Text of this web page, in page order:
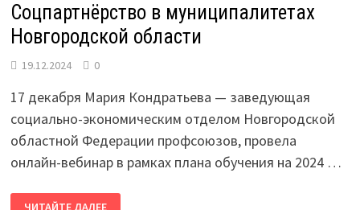
Соцпартнёрство в муниципалитетах
Новгородской области
19.12.2024 0
17 декабря Мария Кондратьева — заведующая
социально-экономическим отделом Новгородской
областной Федерации профсоюзов, провела
онлайн-вебинар в рамках плана обучения на 2024 …
СОЦПАРТНЁРСТВО
ЧИТАЙТЕ ДАЛЕЕ